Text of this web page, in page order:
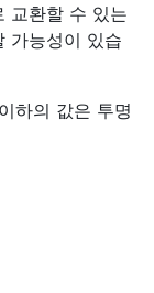
교환할 수 있는
가능성이 있습
하의 값은 투명